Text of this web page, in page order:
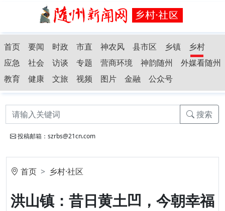
首页 要闻 时政 市直 神农风 县市区 乡镇
乡村
应急
社会 访谈 专题 营商环境 神韵随州
外媒看随州
教育
健康 文旅 视频 图片 金融 公众号
搜索
投稿邮箱：szrbs@21cn.com
首页 乡村·社区
洪山镇：昔日黄土凹，今朝幸福